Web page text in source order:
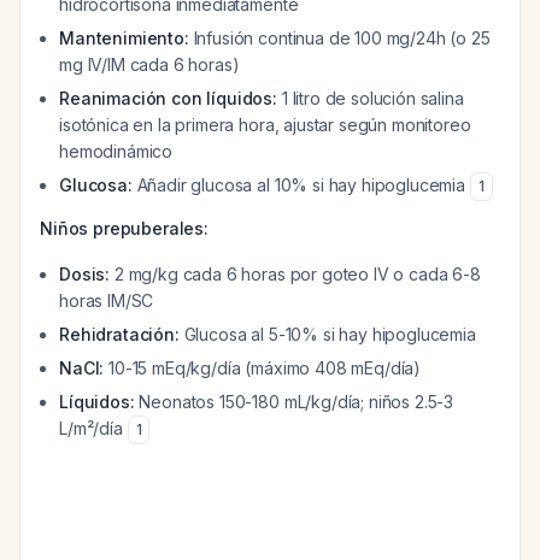
hidrocortisona inmediatamente
Mantenimiento: Infusión continua de 100 mg/24h (o 25
mg IV/IM cada 6 horas)
Reanimación con líquidos: 1 litro de solución salina
isotónica en la primera hora, ajustar según monitoreo
hemodinámico
Glucosa: Añadir glucosa al 10% si hay hipoglucemia 1
Niños prepuberales:
Dosis: 2 mg/kg cada 6 horas por goteo IV o cada 6-8
horas IM/SC
Rehidratación: Glucosa al 5-10% si hay hipoglucemia
NaCl: 10-15 mEq/kg/día (máximo 408 mEq/día)
Líquidos: Neonatos 150-180 mL/kg/día; niños 2.5-3
L/m²/día
1